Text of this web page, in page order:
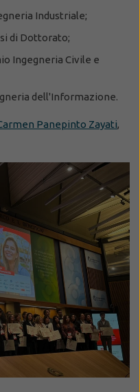
Industriale;
di Dottorato;
Ingegneria Civile e
dell'Informazione.
Panepinto Zayati,